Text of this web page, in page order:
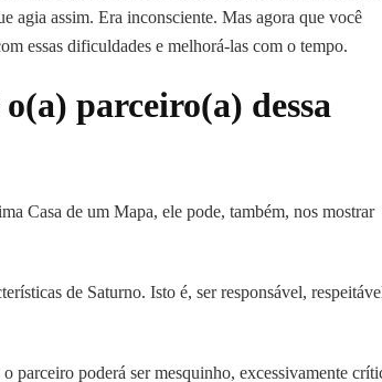
agia assim. Era inconsciente. Mas agora que você
essas dificuldades e melhorá-las com o tempo.
parceiro(a) dessa
Casa de um Mapa, ele pode, também, nos mostrar
de Saturno. Isto é, ser responsável,
parceiro poderá ser mesquinho, excessivamente